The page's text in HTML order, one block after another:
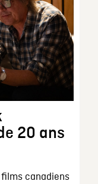
20 ans
films canadiens